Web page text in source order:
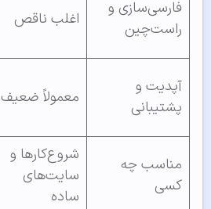
فارسی‌سازی و
راست‌چین
اغلب ناقص
آپدیت و
پشتیبانی
معمولاً ضعیف
مناسب چه
کسی
شروع‌کارها و
سایت‌های
ساده